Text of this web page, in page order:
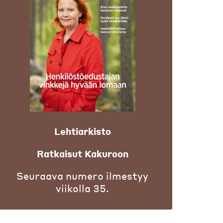
Lehtiarkisto
Ratkaisut Kakuroon
Seuraava numero ilmestyy
viikolla 35.